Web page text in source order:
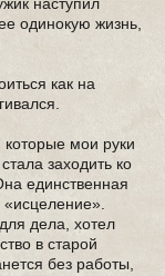
одинокую жизнь,
как на
мои руки
заходить ко
единственная
дела, хотел
в старой
без работы,